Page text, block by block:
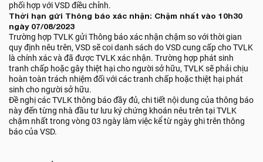
phối hợp với VSD điều chỉnh.
Thời hạn gửi Thông báo xác nhận: Chậm nhất vào 10h30
ngày 07/08/2023
Trường hợp TVLK gửi Thông báo xác nhận chậm so với thời gian
quy định nêu trên, VSD sẽ coi danh sách do VSD cung cấp cho TVLK
là chính xác và đã được TVLK xác nhận. Trường hợp phát sinh
tranh chấp hoặc gây thiệt hại cho người sở hữu, TVLK sẽ phải chịu
hoàn toàn trách nhiệm đối với các tranh chấp hoặc thiệt hại phát
sinh cho người sở hữu.
Đề nghị các TVLK thông báo đầy đủ, chi tiết nội dung của thông báo
này đến từng nhà đầu tư lưu ký chứng khoán nêu trên tại TVLK
chậm nhất trong vòng 03 ngày làm việc kể từ ngày ghi trên thông
báo của VSD.